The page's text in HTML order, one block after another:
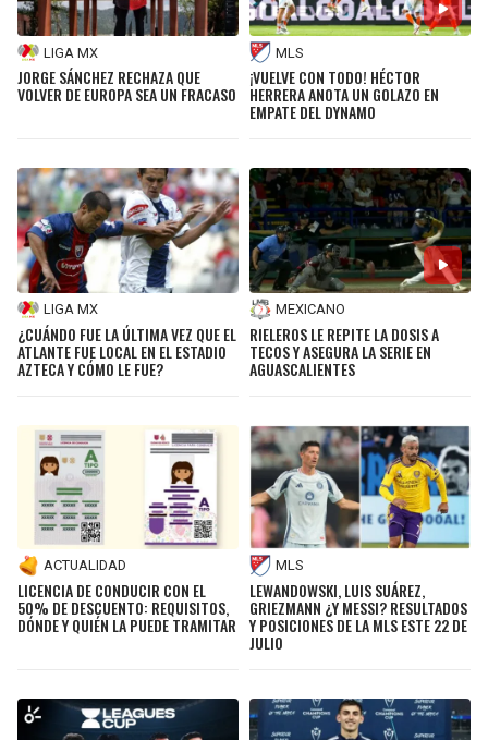
LIGA MX
JORGE SÁNCHEZ RECHAZA QUE
VOLVER DE EUROPA SEA UN FRACASO
MLS
¡VUELVE CON TODO! HÉCTOR
HERRERA ANOTA UN GOLAZO EN
EMPATE DEL DYNAMO
LIGA MX
¿CUÁNDO FUE LA ÚLTIMA VEZ QUE EL
ATLANTE FUE LOCAL EN EL ESTADIO
AZTECA Y CÓMO LE FUE?
MEXICANO
RIELEROS LE REPITE LA DOSIS A
TECOS Y ASEGURA LA SERIE EN
AGUASCALIENTES
ACTUALIDAD
LICENCIA DE CONDUCIR CON EL
50% DE DESCUENTO: REQUISITOS,
DÓNDE Y QUIÉN LA PUEDE TRAMITAR
MLS
LEWANDOWSKI, LUIS SUÁREZ,
GRIEZMANN ¿Y MESSI? RESULTADOS
Y POSICIONES DE LA MLS ESTE 22 DE
JULIO